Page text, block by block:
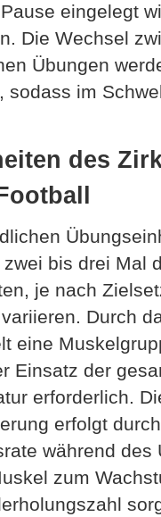
eingelegt
Die Wechsel
Übungen
sodass im
des
bis drei Mal
je nach
Durch
eine
Einsatz der
erforderlich.
erfolgt
während des
zum